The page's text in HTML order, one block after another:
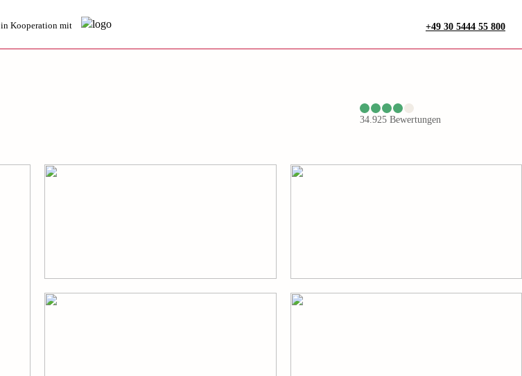
in Kooperation mit +49 30 5444 55 800
34.925 Bewertungen